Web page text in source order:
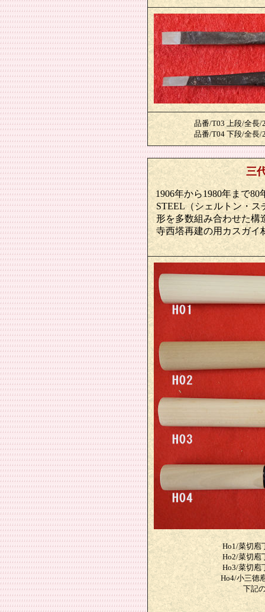
品番/T03 上段/全
品番/T04 下段/全
三
1906年から1980年まで
STEEL（シェルトン・
形を多数組み合わせた構
寺西塔再建の用カスガイ
Ho1/菜切
Ho2/菜切
Ho3/菜切
Ho4/小三
下記